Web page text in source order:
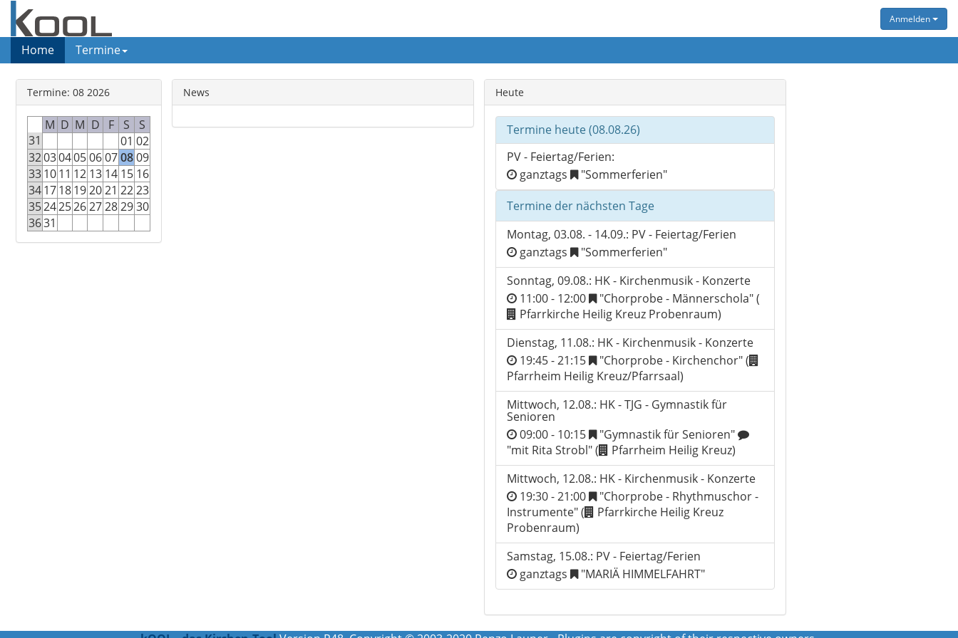
Anmelden
Home Termine
Termine: 08 2026
M D M D F S
S
31
01 02
3203040506 07 08 09
331011 12 13 14 15 16
3417181920 21 22 23
3524252627 28 29 30
3631
News Heute
Termine heute (08.08.26)
PV - Feiertag/Ferien:
ganztags
"Sommerferien"
Termine der nächsten Tage
Montag, 03.08. - 14.09.: PV - Feiertag/Ferien
ganztags
"Sommerferien"
Sonntag, 09.08.: HK - Kirchenmusik - Konzerte
11:00 - 12:00
"Chorprobe - Männerschola" (
Pfarrkirche Heilig Kreuz Probenraum)
Dienstag, 11.08.: HK - Kirchenmusik - Konzerte
19:45 - 21:15
"Chorprobe - Kirchenchor" (
Pfarrheim Heilig Kreuz/Pfarrsaal)
Mittwoch, 12.08.: HK - TJG - Gymnastik für
Senioren
09:00 - 10:15
"Gymnastik für Senioren"
"mit Rita Strobl" (
Pfarrheim Heilig Kreuz)
Mittwoch, 12.08.: HK - Kirchenmusik - Konzerte
19:30 - 21:00
"Chorprobe - Rhythmuschor -
Instrumente" (
Pfarrkirche Heilig Kreuz
Probenraum)
Samstag, 15.08.: PV - Feiertag/Ferien
ganztags
"MARIÄ HIMMELFAHRT"